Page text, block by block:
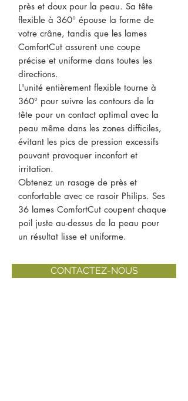
près et doux pour la peau. Sa tête
flexible à 360° épouse la forme de
votre crâne, tandis que les lames
ComfortCut assurent une coupe
précise et uniforme dans toutes les
directions.
L'unité entièrement flexible tourne à
360° pour suivre les contours de la
tête pour un contact optimal avec la
peau même dans les zones difficiles,
évitant les pics de pression excessifs
pouvant provoquer inconfort et
irritation.
Obtenez un rasage de près et
confortable avec ce rasoir Philips. Ses
36 lames ComfortCut coupent chaque
poil juste au-dessus de la peau pour
un résultat lisse et uniforme.
CONTACTEZ-NOUS